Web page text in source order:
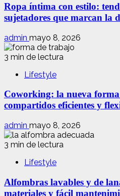
Ropa íntima con estilo:
sujetadores que marcan la
admin mayo 8, 2026
3 min de lectura
Lifestyle
Coworking: la nueva
compartidos eficientes y
admin mayo 8, 2026
3 min de lectura
Lifestyle
Alfombras lavables y de
materiales y fácil